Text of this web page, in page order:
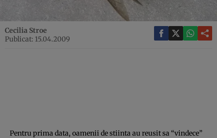
Cecilia Stroe
Publicat: 15.04.2009
Pentru prima data, oamenii de stiinta au reusit sa “vindece”